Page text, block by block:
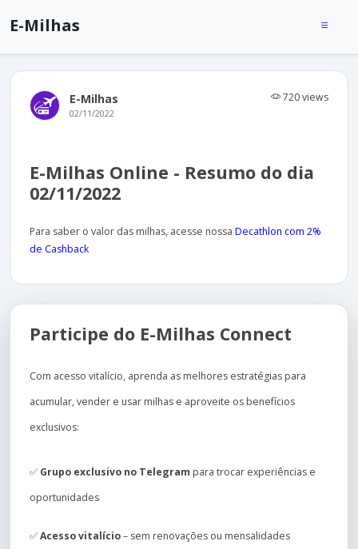
E-Milhas
E-Milhas 720 views
02/11/2022
E-Milhas Online - Resumo do dia
02/11/2022
Para saber o valor das milhas, acesse nossa Decathlon com 2%
de Cashback
Participe do E-Milhas Connect
Com acesso vitalício, aprenda as melhores estratégias para
acumular, vender e usar milhas e aproveite os benefícios
exclusivos:
✅ Grupo exclusivo no Telegram para trocar experiências e
oportunidades
✅Acesso vitalício– sem renovações ou mensalidades